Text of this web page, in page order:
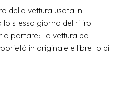
della vettura usata in
stesso giorno del ritiro
portare: la vettura da
in originale e libretto di